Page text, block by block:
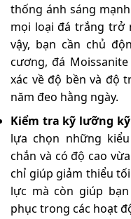
thống ánh sáng
mọi loại đá trắng trở
vậy, bạn cần chủ
cương, đá
xác về độ bền và độ
năm đeo hằng ngày.
Kiểm tra kỹ lưỡng
lựa chọn những
chắn và có độ cao
chỉ giúp giảm thiểu
lực mà còn giúp
phục trong các hoạt